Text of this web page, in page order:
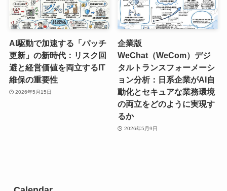
AI駆動で加速する「パッチ
更新」の新時代：リスク回
避と経営価値を両立するIT
維保の重要性
2026年5月15日
企業版
WeChat（WeCom）デジ
タルトランスフォーメーシ
ョン分析：日系企業がAI自
動化とセキュアな業務環境
の両立をどのように実現す
るか
2026年5月9日